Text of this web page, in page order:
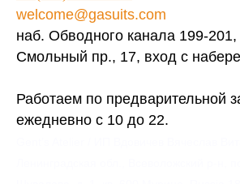
welcome@gasuits.com
наб. Обводного канала 199-201,
Смольный пр., 17, вход с
Работаем по предварительной
ежедневно с 10 до 22.